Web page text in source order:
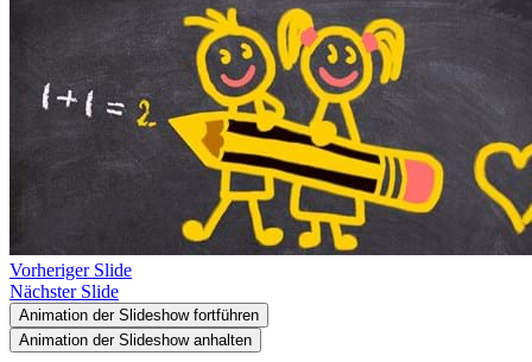
Vorheriger Slide
Nächster Slide
Animation der Slideshow fortführen
Animation der Slideshow anhalten